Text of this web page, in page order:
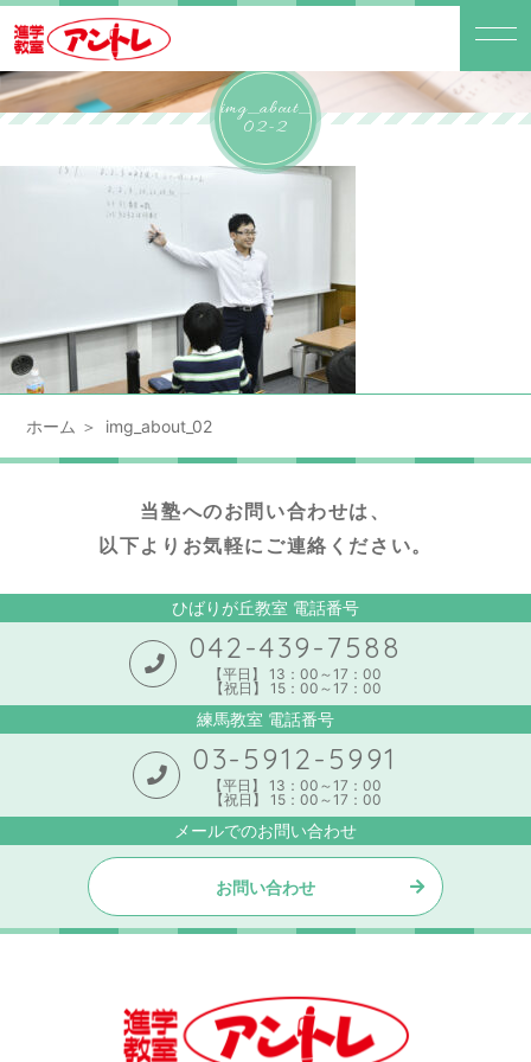
img_about_
02-2
ホーム img_about_02
当塾へのお問い合わせは、
以下よりお気軽にご連絡ください。
ひばりが丘教室 電話番号
042-439-7588
【平日】 13：00～17：00
【祝日】 15：00～17：00
練馬教室 電話番号
03-5912-5991
【平日】 13：00～17：00
【祝日】 15：00～17：00
メールでのお問い合わせ
お問い合わせ